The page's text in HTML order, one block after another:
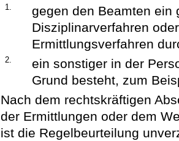
1.
gegen den Beamten ein
Disziplinarverfahren
Ermittlungsverfahren
2.
ein sonstiger in der
Grund besteht, zum
Nach dem rechtskräftigen
der Ermittlungen oder dem
ist die Regelbeurteilung